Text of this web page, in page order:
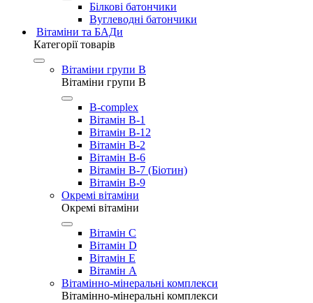
Білкові батончики
Вуглеводні батончики
Вітаміни та БАДи
Категорії товарів
Вітаміни групи B
Вітаміни групи B
B-complex
Вітамін B-1
Вітамін B-12
Вітамін B-2
Вітамін B-6
Вітамін B-7 (Біотин)
Вітамін B-9
Окремі вітаміни
Окремі вітаміни
Вітамін C
Вітамін D
Вітамін E
Вітамін А
Вітамінно-мінеральні комплекси
Вітамінно-мінеральні комплекси